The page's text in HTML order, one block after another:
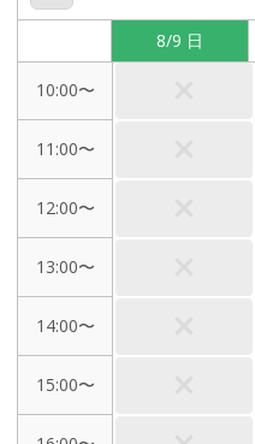
8/9 日
10:00〜
11:00〜
12:00〜
13:00〜
14:00〜
15:00〜